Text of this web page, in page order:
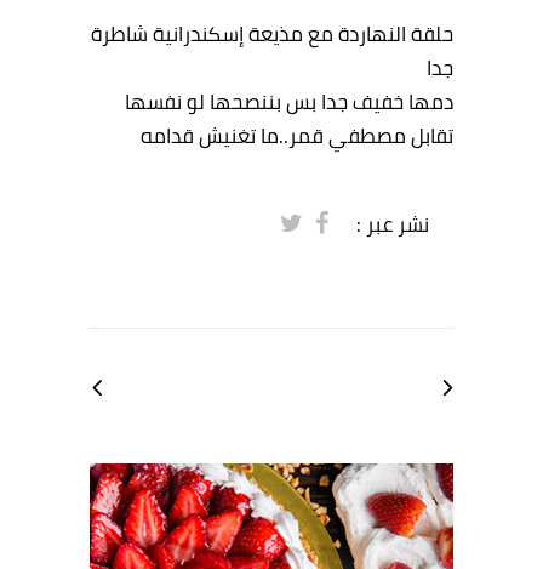
حلقة النهاردة مع مذيعة إسكندرانية شاطرة
جدا
دمها خفيف جدا بس بننصحها لو نفسها
تقابل مصطفي قمر..ما تغنيش قدامه
نشر عبر :